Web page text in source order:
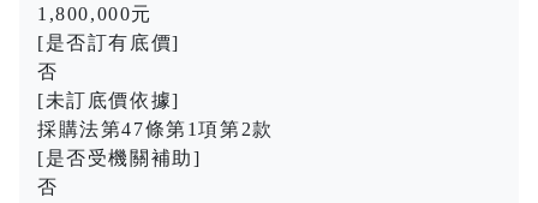
1,800,000元
[是否訂有底價]
否
[未訂底價依據]
採購法第47條第1項第2款
[是否受機關補助]
否